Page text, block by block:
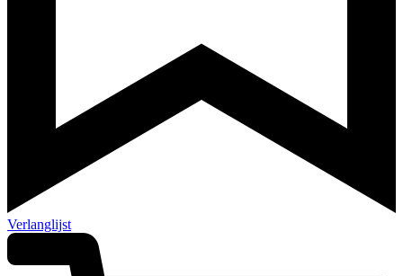
Verlanglijst